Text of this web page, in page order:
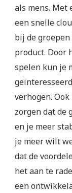
als mens. Met
een snelle
bij de
product. Door
spelen kun je
verhogen.
zorgen dat de
en je meer
je meer wilt
dat de
het aan te
een